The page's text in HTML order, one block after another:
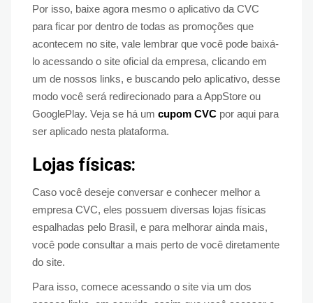
Por isso, baixe agora mesmo o aplicativo da CVC
para ficar por dentro de todas as promoções que
acontecem no site, vale lembrar que você pode baixá-
lo acessando o site oficial da empresa, clicando em
um de nossos links, e buscando pelo aplicativo, desse
modo você será redirecionado para a AppStore ou
GooglePlay. Veja se há um cupom CVC por aqui para
ser aplicado nesta plataforma.
Lojas físicas:
Caso você deseje conversar e conhecer melhor a
empresa CVC, eles possuem diversas lojas físicas
espalhadas pelo Brasil, e para melhorar ainda mais,
você pode consultar a mais perto de você diretamente
do site.
Para isso, comece acessando o site via um dos